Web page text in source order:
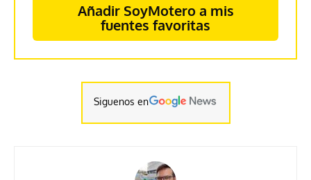
Añadir SoyMotero a mis
fuentes favoritas
Siguenos en